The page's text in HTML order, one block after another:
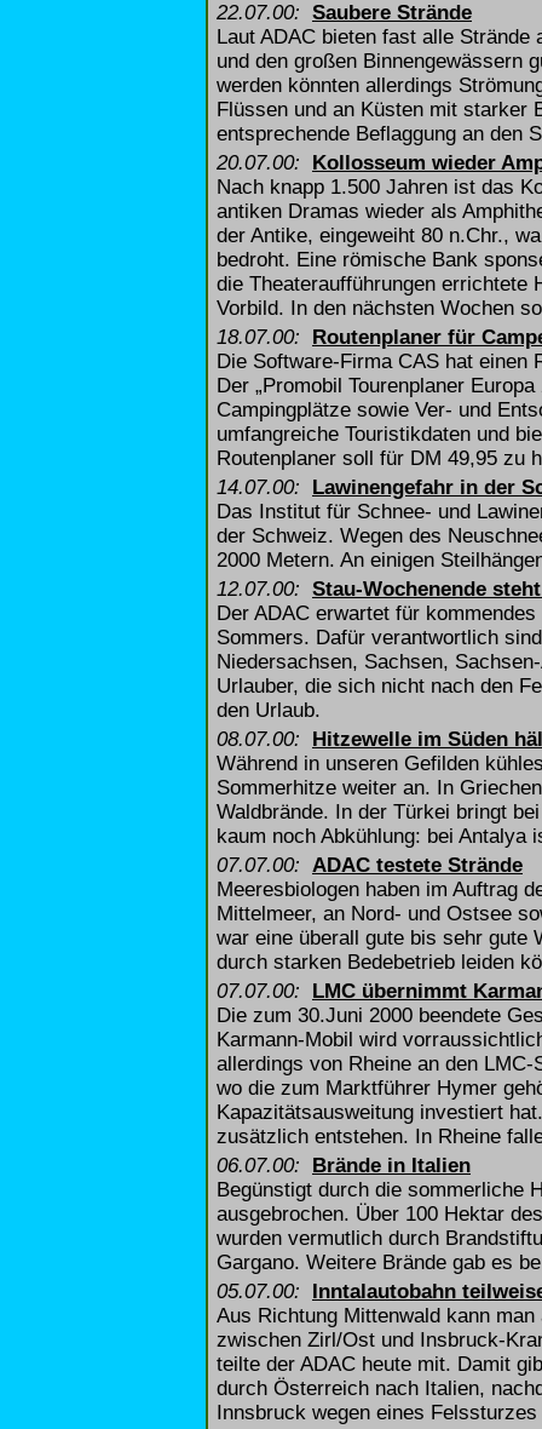
22.07.00: Saubere Strände
Laut ADAC bieten fast alle
und den großen Binnengewässern
werden könnten allerdings
Flüssen und an Küsten mit starker
entsprechende Beflaggung an den
20.07.00:
Kollosseum wieder
Nach knapp 1.500 Jahren ist das
antiken Dramas wieder als
der Antike, eingeweiht 80 n.Chr.,
bedroht. Eine römische Bank
die Theateraufführungen errichtete
Vorbild. In den nächsten Wochen
18.07.00:
Routenplaner für
Die Software-Firma CAS hat einen
Der „Promobil Tourenplaner
Campingplätze sowie Ver- und
umfangreiche Touristikdaten und
Routenplaner soll für DM 49,95 zu
14.07.00:
Lawinengefahr in der
Das Institut für Schnee- und
der Schweiz. Wegen des
2000 Metern. An einigen
12.07.00: Stau-Wochenende
Der ADAC erwartet für
Sommers. Dafür verantwortlich
Niedersachsen, Sachsen,
Urlauber, die sich nicht nach den
den Urlaub.
08.07.00:
Hitzewelle im Süden
Während in unseren Gefilden
Sommerhitze weiter an. In
Waldbrände. In der Türkei bringt
kaum noch Abkühlung: bei Antalya
07.07.00: ADAC testete Strände
Meeresbiologen haben im Auftrag
Mittelmeer, an Nord- und Ostsee
war eine überall gute bis sehr gute
durch starken Bedebetrieb leiden
07.07.00:
LMC übernimmt
Die zum 30.Juni 2000 beendete
Karmann-Mobil wird
allerdings von Rheine an den
wo die zum Marktführer Hymer
Kapazitätsausweitung investiert
zusätzlich entstehen. In Rheine
06.07.00:
Brände in Italien
Begünstigt durch die sommerliche
ausgebrochen. Über 100 Hektar
wurden vermutlich durch
Gargano. Weitere Brände gab es
05.07.00:
Inntalautobahn
Aus Richtung Mittenwald kann
zwischen Zirl/Ost und Insbruck-
teilte der ADAC heute mit. Damit
durch Österreich nach Italien,
Innsbruck wegen eines